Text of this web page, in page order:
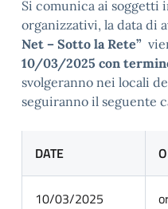
Si comunica ai
organizzativi, la data di
Net – Sotto la Rete”
10/03/2025 con
svolgeranno nei locali
seguiranno il seguente
DATE
10/03/2025